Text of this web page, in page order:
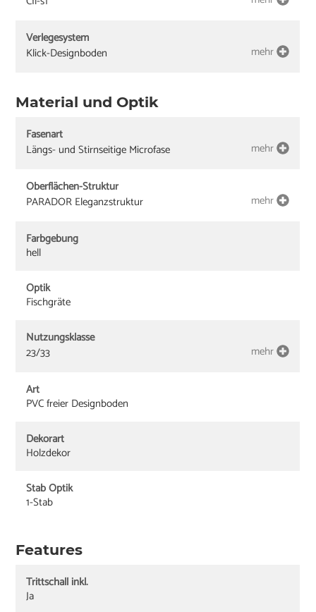
Verlegesystem
Klick-Designboden
mehr
Material und Optik
Fasenart
Längs- und Stirnseitige Microfase
mehr
Oberflächen-Struktur
PARADOR Eleganzstruktur
mehr
Farbgebung
hell
Optik
Fischgräte
Nutzungsklasse
23/33
mehr
Art
PVC freier Designboden
Dekorart
Holzdekor
Stab Optik
1-Stab
Features
Trittschall inkl.
Ja